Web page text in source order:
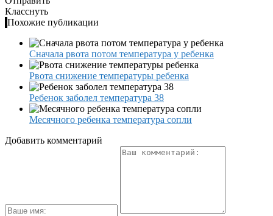
Класснуть
Похожие публикации
Сначала рвота потом температура у ребенка
Рвота снижение температуры ребенка
Ребенок заболел температура 38
Месячного ребенка температура сопли
Добавить комментарий